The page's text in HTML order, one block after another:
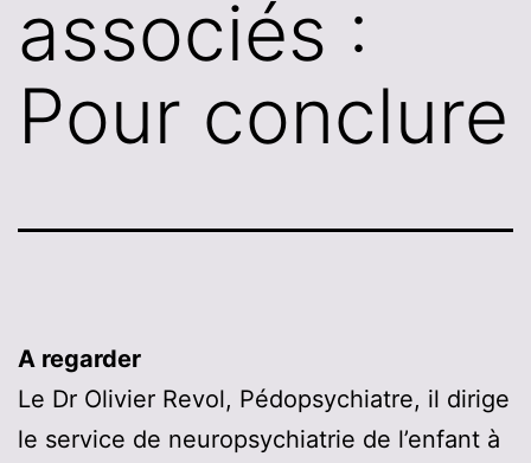
associés :
Pour conclure
A regarder
Le Dr Olivier Revol, Pédopsychiatre, il dirige
le service de neuropsychiatrie de l’enfant à